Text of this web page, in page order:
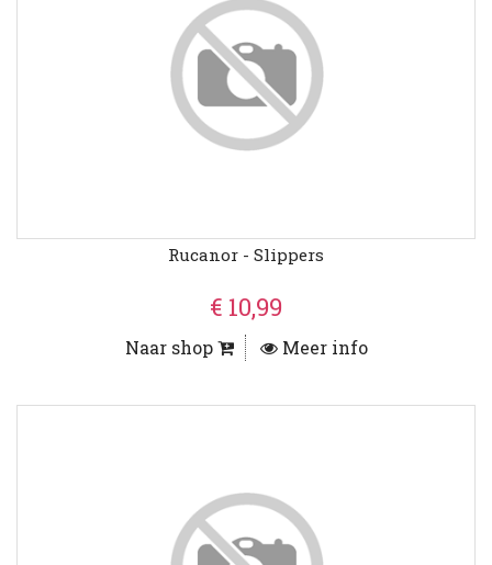
Rucanor - Slippers
€ 10,99
Naar shop Meer info